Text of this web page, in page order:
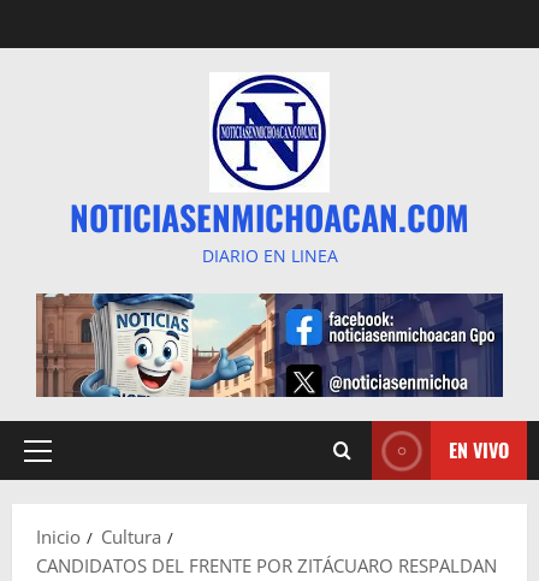
al
NOTICIASENMICHOACAN.COM
DIARIO EN LINEA
Menú
EN VIVO
Inicio
Cultura
CANDIDATOS DEL FRENTE POR ZITÁCUARO RESPALDAN